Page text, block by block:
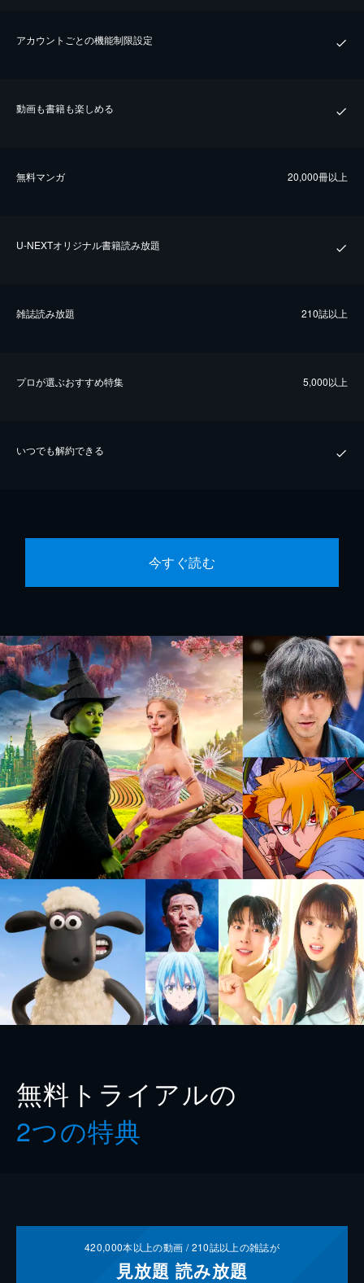
アカウントごとの機能制限設定
動画も書籍も楽しめる
無料マンガ 20,000冊以上
U-NEXTオリジナル書籍読み放題
雑誌読み放題 210誌以上
プロが選ぶおすすめ特集 5,000以上
いつでも解約できる
今すぐ読む
無料トライアルの
2つの特典
420,000本以上の動画 /210誌以上の雑誌が
見放題 読み放題